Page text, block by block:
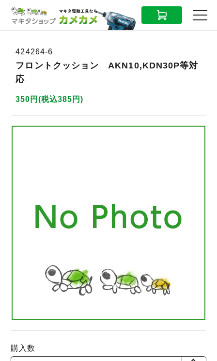
CART MENU
424264-6
フロントクッション AKN10,KDN30P等対
応
350円(税込385円)
購入数
+